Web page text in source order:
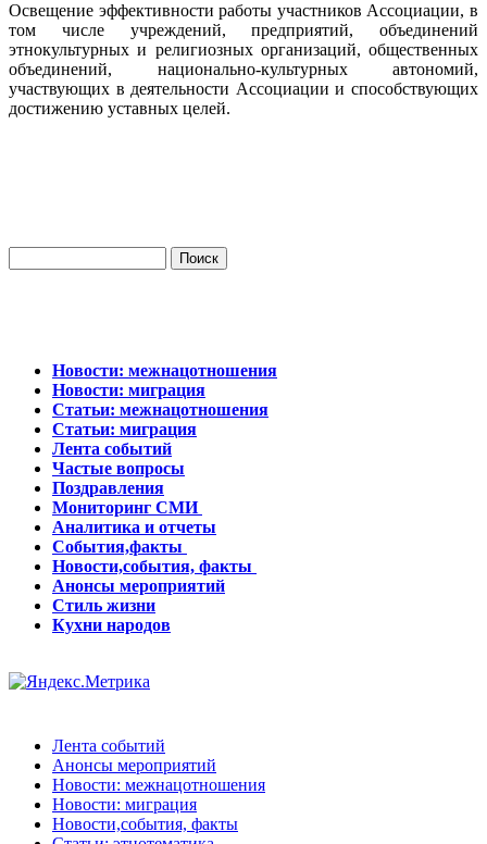
Освещение эффективности работы участников Ассоциации, в
том числе учреждений, предприятий, объединений
этнокультурных и религиозных организаций, общественных
объединений, национально-культурных автономий,
участвующих в деятельности Ассоциации и способствующих
достижению уставных целей.
Новости: межнацотношения
Новости: миграция
Статьи: межнацотношения
Статьи: миграция
Лента событий
Частые вопросы
Поздравления
Мониторинг СМИ
Аналитика и отчеты
События,факты
Новости,события, факты
Анонсы мероприятий
Стиль жизни
Кухни народов
Лента событий
Анонсы мероприятий
Новости: межнацотношения
Новости: миграция
Новости,события, факты